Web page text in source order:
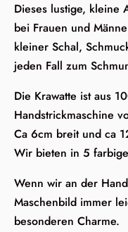
Dieses lustige, kleine
bei Frauen und
kleiner Schal,
jeden Fall zum
Die Krawatte ist aus
Handstrickmaschine
Ca 6cm breit und ca
Wir bieten in 5
Wenn wir an der
Maschenbild immer
besonderen Charme.